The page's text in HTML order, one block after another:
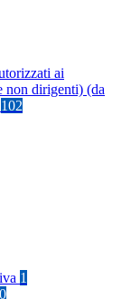
ai
non dirigenti) (da
102
1